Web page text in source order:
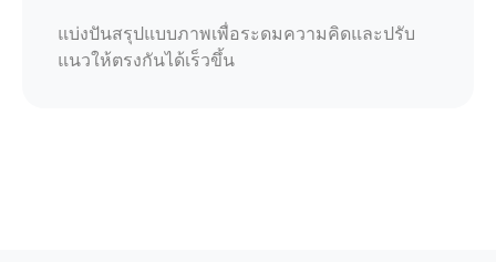
แบ่งปันสรุปแบบภาพเพื่อระดมความคิดและปรับ
แนวให้ตรงกันได้เร็วขึ้น